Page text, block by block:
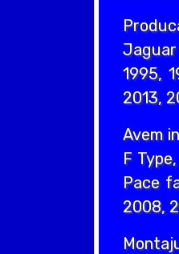
1995,
2013,
Avem
F
Pace
2008,